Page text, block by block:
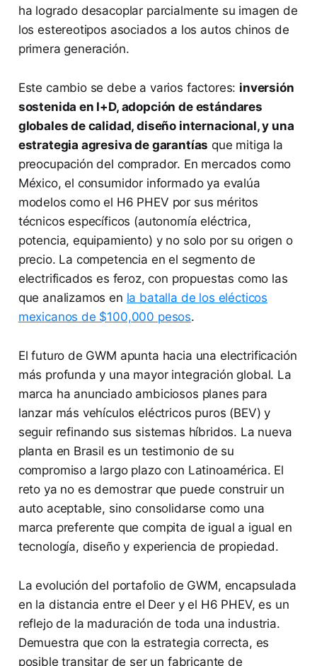
ha logrado desacoplar parcialmente su imagen de
los estereotipos asociados a los autos chinos de
primera generación.
Este cambio se debe a varios factores: inversión
sostenida en I+D, adopción de estándares
globales de calidad, diseño internacional, y una
estrategia agresiva de garantías que mitiga la
preocupación del comprador. En mercados como
México, el consumidor informado ya evalúa
modelos como el H6 PHEV por sus méritos
técnicos específicos (autonomía eléctrica,
potencia, equipamiento) y no solo por su origen o
precio. La competencia en el segmento de
electrificados es feroz, con propuestas como las
que analizamos en la batalla de los elécticos
mexicanos de $100,000 pesos.
El futuro de GWM apunta hacia una electrificación
más profunda y una mayor integración global. La
marca ha anunciado ambiciosos planes para
lanzar más vehículos eléctricos puros (BEV) y
seguir refinando sus sistemas híbridos. La nueva
planta en Brasil es un testimonio de su
compromiso a largo plazo con Latinoamérica. El
reto ya no es demostrar que puede construir un
auto aceptable, sino consolidarse como una
marca preferente que compita de igual a igual en
tecnología, diseño y experiencia de propiedad.
La evolución del portafolio de GWM, encapsulada
en la distancia entre el Deer y el H6 PHEV, es un
reflejo de la maduración de toda una industria.
Demuestra que con la estrategia correcta, es
posible transitar de ser un fabricante de